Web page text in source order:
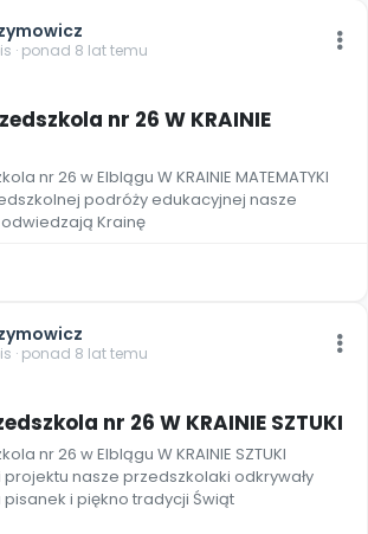
· ponad 8 lat temu
nr 26 W KRAINIE
nr 26 w Elblągu W KRAINIE MATEMATYKI
podróży edukacyjnej nasze
odwiedzają Krainę
· ponad 8 lat temu
nr 26 W KRAINIE SZTUKI
nr 26 w Elblągu W KRAINIE SZTUKI
nasze przedszkolaki odkrywały
i piękno tradycji Świąt